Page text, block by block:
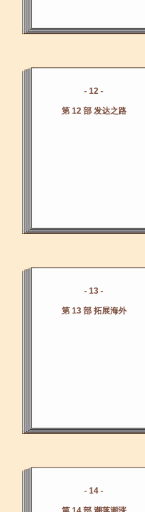
- 12 -
第 12 部 发达之路
- 13 -
第 13 部 拓展海外
- 14 -